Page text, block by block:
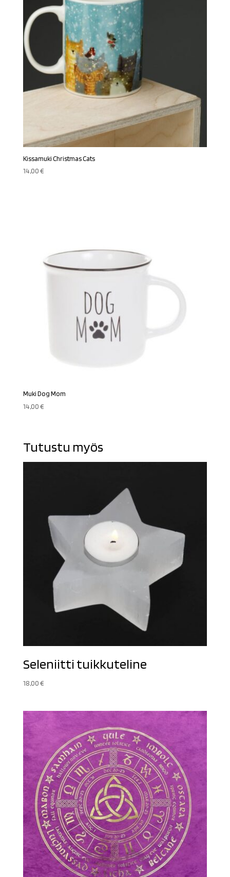
Kissamuki Christmas Cats
14,00€
Muki Dog Mom
14,00€
Tutustu myös
Seleniitti tuikkuteline
18,00€